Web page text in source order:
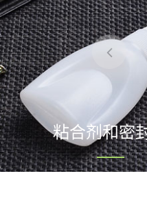
粘合剂和密